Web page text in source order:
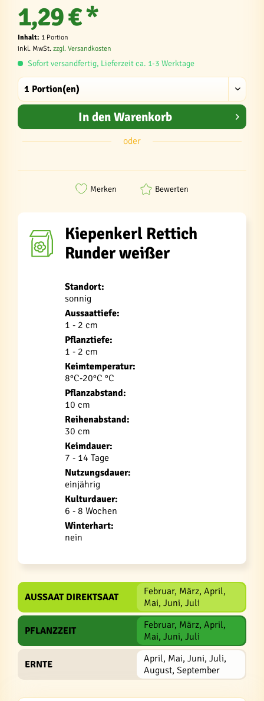
1,29 € *
Inhalt: 1 Portion
inkl. MwSt. zzgl. Versandkosten
Sofort versandfertig, Lieferzeit ca. 1-3 Werktage
In den Warenkorb
oder
Merken Bewerten
Kiepenkerl Rettich
Runder weißer
Standort:
sonnig
Aussaattiefe:
1 - 2 cm
Pflanztiefe:
1 - 2 cm
Keimtemperatur:
8°C-20°C °C
Pflanzabstand:
10 cm
Reihenabstand:
30 cm
Keimdauer:
7 - 14 Tage
Nutzungsdauer:
einjährig
Kulturdauer:
6 - 8 Wochen
Winterhart:
nein
AUSSAAT DIREKTSAAT
Februar, März, April,
Mai, Juni, Juli
PFLANZZEIT
Februar, März, April,
Mai, Juni, Juli
ERNTE
April, Mai, Juni, Juli,
August, September